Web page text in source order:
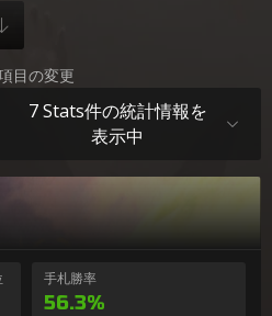
目の変更
7 Stats件の統計情報を
表示中
手札勝率
56.3%